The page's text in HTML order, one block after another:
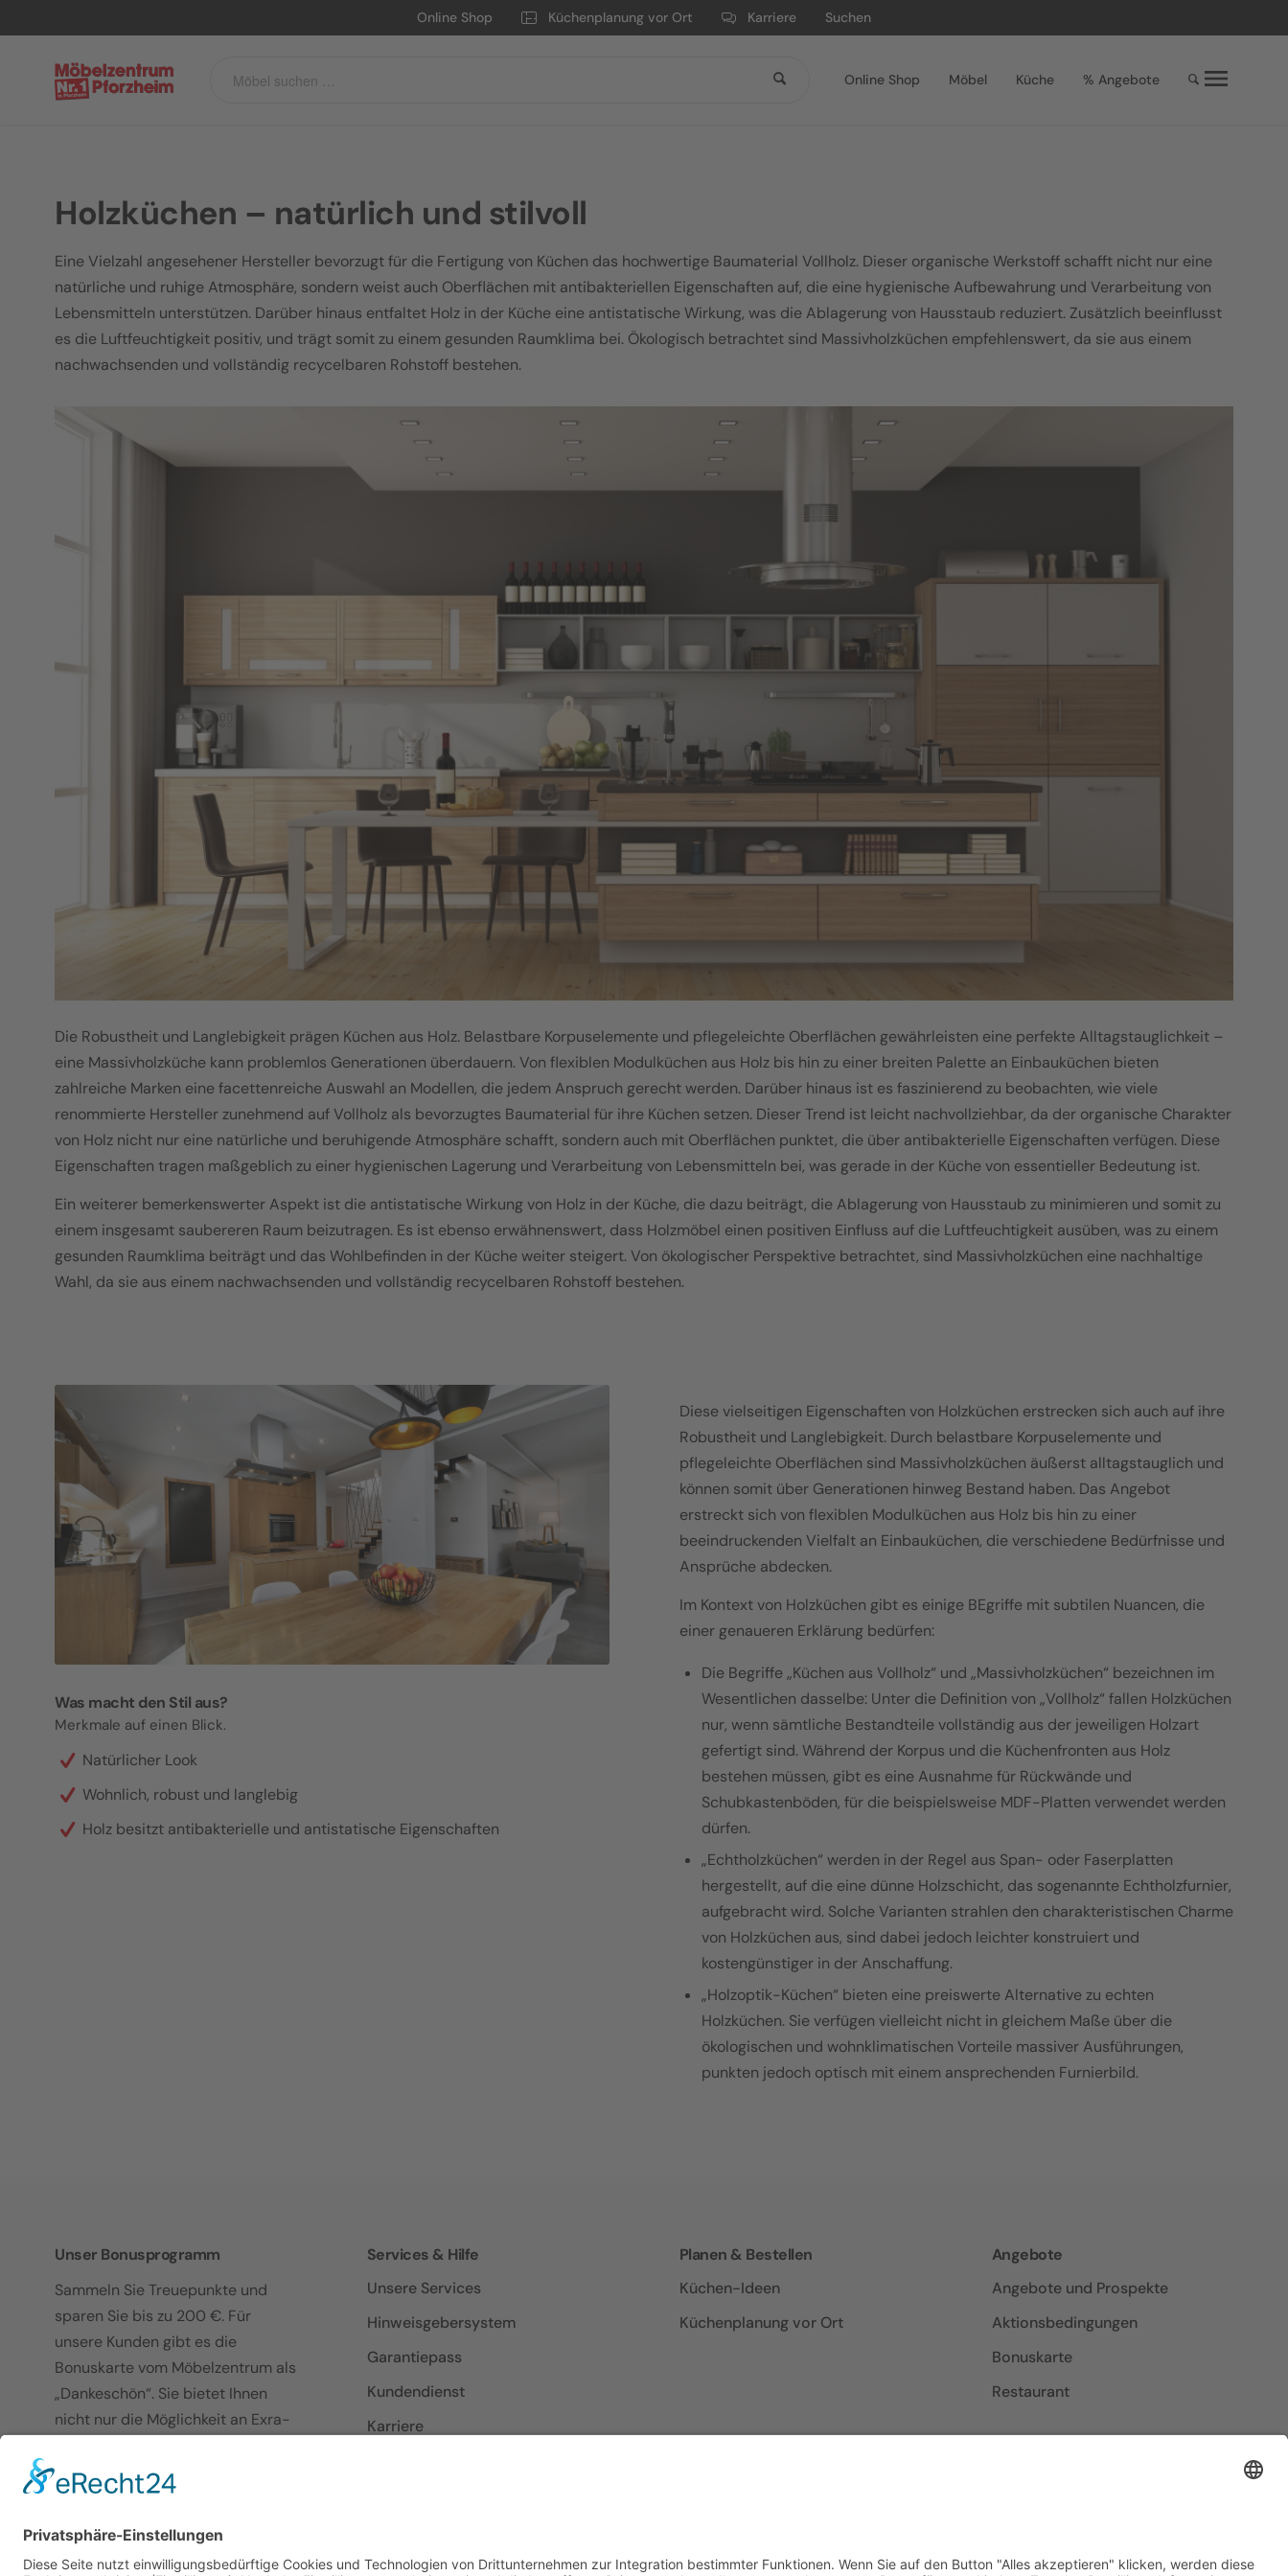
Online Shop Küchenplanung vor Ort Karriere Suchen
Online Shop Möbel Küche % Angebote
Holzküchen – natürlich und stilvoll
Eine Vielzahl angesehener Hersteller bevorzugt für die Fertigung von Küchen das hochwertige Baumaterial Vollholz. Dieser organische Werkstoff schafft nicht nur eine
natürliche und ruhige Atmosphäre, sondern weist auch Oberflächen mit antibakteriellen Eigenschaften auf, die eine hygienische Aufbewahrung und Verarbeitung von
Lebensmitteln unterstützen. Darüber hinaus entfaltet Holz in der Küche eine antistatische Wirkung, was die Ablagerung von Hausstaub reduziert. Zusätzlich beeinflusst
es die Luftfeuchtigkeit positiv, und trägt somit zu einem gesunden Raumklima bei. Ökologisch betrachtet sind Massivholzküchen empfehlenswert, da sie aus einem
nachwachsenden und vollständig recycelbaren Rohstoff bestehen.
Die Robustheit und Langlebigkeit prägen Küchen aus Holz. Belastbare Korpuselemente und pflegeleichte Oberflächen gewährleisten eine perfekte Alltagstauglichkeit –
eine Massivholzküche kann problemlos Generationen überdauern. Von flexiblen Modulküchen aus Holz bis hin zu einer breiten Palette an Einbauküchen bieten
zahlreiche Marken eine facettenreiche Auswahl an Modellen, die jedem Anspruch gerecht werden. Darüber hinaus ist es faszinierend zu beobachten, wie viele
renommierte Hersteller zunehmend auf Vollholz als bevorzugtes Baumaterial für ihre Küchen setzen. Dieser Trend ist leicht nachvollziehbar, da der organische Charakter
von Holz nicht nur eine natürliche und beruhigende Atmosphäre schafft, sondern auch mit Oberflächen punktet, die über antibakterielle Eigenschaften verfügen. Diese
Eigenschaften tragen maßgeblich zu einer hygienischen Lagerung und Verarbeitung von Lebensmitteln bei, was gerade in der Küche von essentieller Bedeutung ist.
Ein weiterer bemerkenswerter Aspekt ist die antistatische Wirkung von Holz in der Küche, die dazu beiträgt, die Ablagerung von Hausstaub zu minimieren und somit zu
einem insgesamt saubereren Raum beizutragen. Es ist ebenso erwähnenswert, dass Holzmöbel einen positiven Einfluss auf die Luftfeuchtigkeit ausüben, was zu einem
gesunden Raumklima beiträgt und das Wohlbefinden in der Küche weiter steigert. Von ökologischer Perspektive betrachtet, sind Massivholzküchen eine nachhaltige
Wahl, da sie aus einem nachwachsenden und vollständig recycelbaren Rohstoff bestehen.
Was macht den Stil aus?
Merkmale auf einen Blick.
Natürlicher Look
Wohnlich, robust und langlebig
Holz besitzt antibakterielle und antistatische Eigenschaften
Diese vielseitigen Eigenschaften von Holzküchen erstrecken sich auch auf ihre
Robustheit und Langlebigkeit. Durch belastbare Korpuselemente und
pflegeleichte Oberflächen sind Massivholzküchen äußerst alltagstauglich und
können somit über Generationen hinweg Bestand haben. Das Angebot
erstreckt sich von flexiblen Modulküchen aus Holz bis hin zu einer
beeindruckenden Vielfalt an Einbauküchen, die verschiedene Bedürfnisse und
Ansprüche abdecken.
Im Kontext von Holzküchen gibt es einige BEgriffe mit subtilen Nuancen, die
einer genaueren Erklärung bedürfen:
Die Begriffe „Küchen aus Vollholz“ und „Massivholzküchen“ bezeichnen im
Wesentlichen dasselbe: Unter die Definition von „Vollholz“ fallen Holzküchen
nur, wenn sämtliche Bestandteile vollständig aus der jeweiligen Holzart
gefertigt sind. Während der Korpus und die Küchenfronten aus Holz
bestehen müssen, gibt es eine Ausnahme für Rückwände und
Schubkastenböden, für die beispielsweise MDF-Platten verwendet werden
dürfen.
„Echtholzküchen“ werden in der Regel aus Span- oder Faserplatten
hergestellt, auf die eine dünne Holzschicht, das sogenannte Echtholzfurnier,
aufgebracht wird. Solche Varianten strahlen den charakteristischen Charme
von Holzküchen aus, sind dabei jedoch leichter konstruiert und
kostengünstiger in der Anschaffung.
„Holzoptik-Küchen“ bieten eine preiswerte Alternative zu echten
Holzküchen. Sie verfügen vielleicht nicht in gleichem Maße über die
ökologischen und wohnklimatischen Vorteile massiver Ausführungen,
punkten jedoch optisch mit einem ansprechenden Furnierbild.
Unser Bonusprogramm
Sammeln Sie Treuepunkte und
sparen Sie bis zu 200 €. Für
unsere Kunden gibt es die
Bonuskarte vom Möbelzentrum als
„Dankeschön“. Sie bietet Ihnen
nicht nur die Möglichkeit an Exra-
sondern auch noch eine Menge
anderer Vorteile.
Mehr über die Bonuskarte →
Services & Hilfe
Unsere Services
Hinweisgebersystem
Garantiepass
Kundendienst
Karriere
Planen & Bestellen
Küchen-Ideen
Küchenplanung vor Ort
Angebote
Angebote und Prospekte
Aktionsbedingungen
Bonuskarte
Restaurant